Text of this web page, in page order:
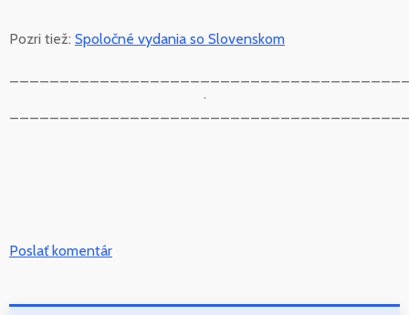
Pozri tiež: Spoločné vydania so Slovenskom
.
Poslať komentár